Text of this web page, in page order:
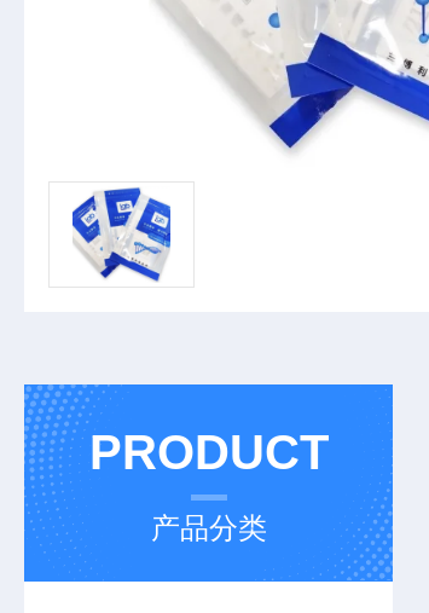
PRODUCT
产品分类